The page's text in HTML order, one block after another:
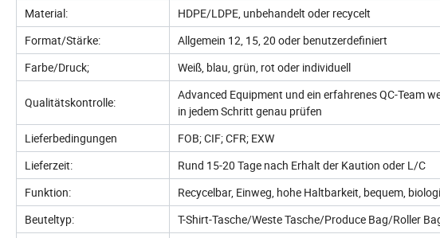
Material:
HDPE/LDPE, unbehandelt oder recycelt
Format/Stärke:
Allgemein 12, 15, 20 oder benutzerdefiniert
Farbe/Druck;
Weiß, blau, grün, rot oder individuell
Qualitätskontrolle:
Advanced Equipment und ein erfahrenes QC-Team
in jedem Schritt genau prüfen
Lieferbedingungen
FOB; CIF; CFR; EXW
Lieferzeit:
Rund 15-20 Tage nach Erhalt der Kaution oder L/C
Funktion:
Recycelbar, Einweg, hohe Haltbarkeit, bequem,
Beuteltyp:
T-Shirt-Tasche/Weste Tasche/Produce Bag/Roller